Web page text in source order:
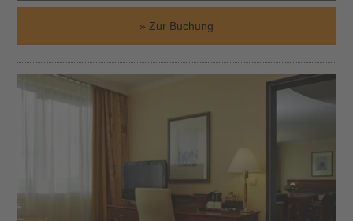
Zur Buchung